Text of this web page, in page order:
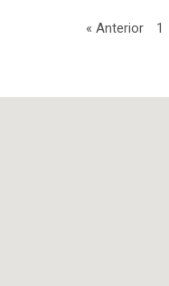
« Anterior 1